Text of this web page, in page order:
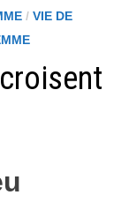
/ VIE DE